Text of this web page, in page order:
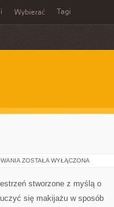
Wybierać Tagi
ZRÓWNOWAŻONA
ZOSTAŁA WYŁĄCZONA
stworzone z myślą o
się makijażu w sposób